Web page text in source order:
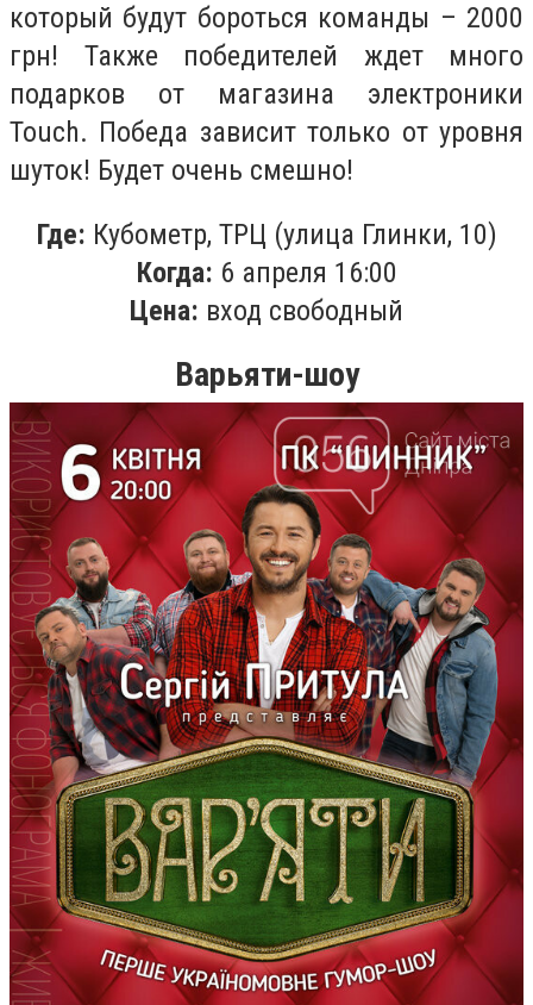
который будут бороться команды – 2000
грн! Также победителей ждет много
подарков от магазина электроники
Touch. Победа зависит только от уровня
шуток! Будет очень смешно!
Где: Кубометр, ТРЦ (улица Глинки, 10)
Когда: 6 апреля 16:00
Цена: вход свободный
Варьяти-шоу